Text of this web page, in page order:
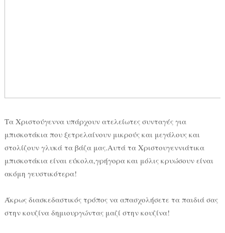
Τα Χριστούγεννα υπάρχουν ατελείωτες συνταγές για
μπισκοτάκια που ξετρελαίνουν μικρούς και μεγάλους και
στολίζουν γλυκά τα βάζα μας.Αυτά τα Χριστουγεννιάτικα
μπισκοτάκια είναι εύκολα,γρήγορα και μόλις κρυώσουν είναι
ακόμη γευστικότερα!
Άκρως διασκεδαστικός τρόπος να απασχολήσετε τα παιδιά σας
στην κουζίνα δημιουργώντας μαζί στην κουζίνα!